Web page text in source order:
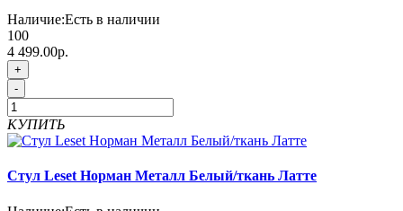
Наличие:Есть в наличии
100
4 499.00р.
+
-
КУПИТЬ
Стул Leset Норман Металл Белый/ткань Латте